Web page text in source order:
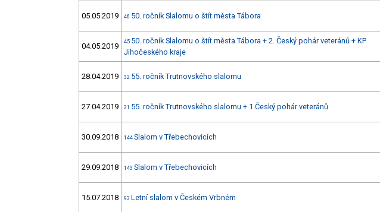
05.05.2019 46 50. ročník Slalomu o štít města Tábora
04.05.2019 45 50. ročník Slalomu o štít města Tábora + 2. Český pohár veteránů + KP
Jihočeského kraje
28.04.2019 32 55. ročník Trutnovského slalomu
27.04.2019 31 55. ročník Trutnovského slalomu + 1.Český pohár veteránů
30.09.2018 144 Slalom v Třebechovicích
29.09.2018 143 Slalom v Třebechovicích
15.07.2018 93 Letní slalom v Českém Vrbném